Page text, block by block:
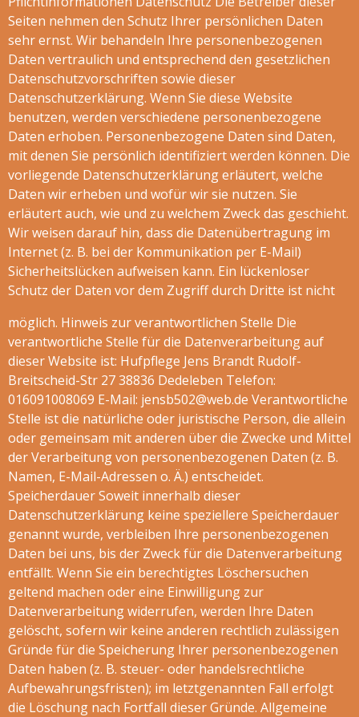
Seiten nehmen den Schutz Ihrer persönlichen Daten
sehr ernst. Wir behandeln Ihre personenbezogenen
Daten vertraulich und entsprechend den gesetzlichen
Datenschutzvorschriften sowie dieser
Datenschutzerklärung. Wenn Sie diese Website
benutzen, werden verschiedene personenbezogene
Daten erhoben. Personenbezogene Daten sind Daten,
mit denen Sie persönlich identifiziert werden können. Die
vorliegende Datenschutzerklärung erläutert, welche
Daten wir erheben und wofür wir sie nutzen. Sie
erläutert auch, wie und zu welchem Zweck das geschieht.
Wir weisen darauf hin, dass die Datenübertragung im
Internet (z. B. bei der Kommunikation per E-Mail)
Sicherheitslücken aufweisen kann. Ein lückenloser
Schutz der Daten vor dem Zugriff durch Dritte ist nicht
möglich. Hinweis zur verantwortlichen Stelle Die
verantwortliche Stelle für die Datenverarbeitung auf
dieser Website ist: Hufpflege Jens Brandt Rudolf-
Breitscheid-Str 27 38836 Dedeleben Telefon:
016091008069 E-Mail: jensb502@web.de Verantwortliche
Stelle ist die natürliche oder juristische Person, die allein
oder gemeinsam mit anderen über die Zwecke und Mittel
der Verarbeitung von personenbezogenen Daten (z. B.
Namen, E-Mail-Adressen o. Ä.) entscheidet.
Speicherdauer Soweit innerhalb dieser
Datenschutzerklärung keine speziellere Speicherdauer
genannt wurde, verbleiben Ihre personenbezogenen
Daten bei uns, bis der Zweck für die Datenverarbeitung
entfällt. Wenn Sie ein berechtigtes Löschersuchen
geltend machen oder eine Einwilligung zur
Datenverarbeitung widerrufen, werden Ihre Daten
gelöscht, sofern wir keine anderen rechtlich zulässigen
Gründe für die Speicherung Ihrer personenbezogenen
Daten haben (z. B. steuer- oder handelsrechtliche
Aufbewahrungsfristen); im letztgenannten Fall erfolgt
die Löschung nach Fortfall dieser Gründe. Allgemeine